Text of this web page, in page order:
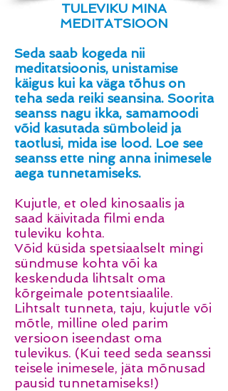
TULEVIKU MINA
MEDITATSIOON
Seda saab kogeda nii
meditatsioonis, unistamise
käigus kui ka väga tõhus on
teha seda reiki seansina. Soorita
seanss nagu ikka, samamoodi
võid kasutada sümboleid ja
taotlusi, mida ise lood. Loe see
seanss ette ning anna inimesele
aega tunnetamiseks.
Kujutle, et oled kinosaalis ja
saad käivitada filmi enda
tuleviku kohta.
Võid küsida spetsiaalselt mingi
sündmuse kohta või ka
keskenduda lihtsalt oma
kõrgeimale potentsiaalile.
Lihtsalt tunneta, taju, kujutle või
mõtle, milline oled parim
versioon iseendast oma
tulevikus. (Kui teed seda seanssi
teisele inimesele, jäta mõnusad
pausid tunnetamiseks!)